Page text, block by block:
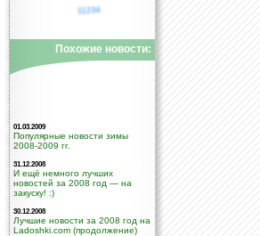
11234
Похожие новости:
01.03.2009
Популярные новости зимы
2008-2009 гг.
31.12.2008
И ещё немного лучших
новостей за 2008 год — на
закуску! :)
30.12.2008
Лучшие новости за 2008 год на
Ladoshki.com (продолжение)